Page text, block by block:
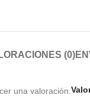
(0)
una valoración.